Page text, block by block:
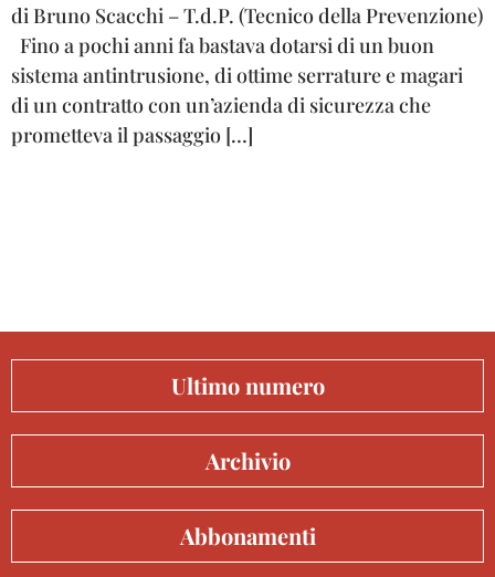
di Bruno Scacchi – T.d.P. (Tecnico della Prevenzione)
Fino a pochi anni fa bastava dotarsi di un buon
sistema antintrusione, di ottime serrature e magari
di un contratto con un’azienda di sicurezza che
prometteva il passaggio […]
Ultimo numero
Archivio
Abbonamenti